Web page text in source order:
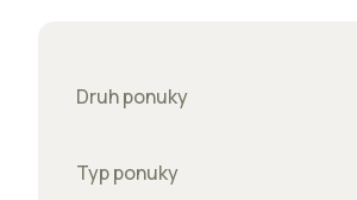
Druh ponuky
Typ ponuky